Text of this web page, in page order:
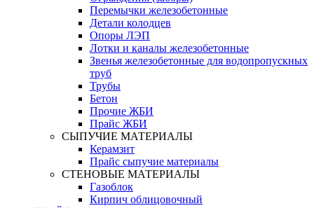
Перемычки железобетонные
Детали колодцев
Опоры ЛЭП
Лотки и каналы железобетонные
Звенья железобетонные для водопропускных
труб
Трубы
Бетон
Прочие ЖБИ
Прайс ЖБИ
СЫПУЧИЕ МАТЕРИАЛЫ
Керамзит
Прайс сыпучие материалы
СТЕНОВЫЕ МАТЕРИАЛЫ
Газоблок
Кирпич облицовочный